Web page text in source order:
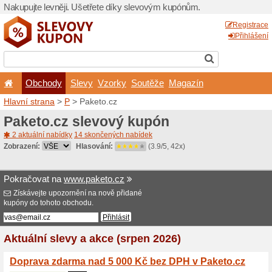
Nakupujte levněji.
Obchody
Hlavní strana>P>